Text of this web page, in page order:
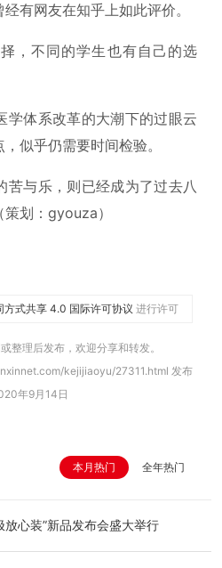
有网友在知乎上如此评价。
，不同的学生也有自己的选
学体系改革的大潮下的过眼云
似乎仍需要时间检验。
苦与乐，则已经成为了过去八
划：gyouza）
式共享 4.0 国际许可协议 进行许可
或整理后发布，欢迎分享和转发。
kejijiaoyu/27311.html 发布
年9月14日
本月热门 全年热门
放心装”新品发布会盛大举行